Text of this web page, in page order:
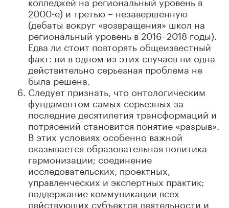
2000-е) и третью – незавершенную
(дебаты вокруг «возвращения» школ на
региональный уровень в 2016–2018 годы).
Едва ли стоит повторять общеизвестный
факт: ни в одном из этих случаев ни одна
действительно серьезная проблема не
была решена.
Следует признать, что онтологическим
фундаментом самых серьезных за
последние десятилетия трансформаций и
потрясений становится понятие «разрыв».
В этих условиях особенно важной
оказывается образовательная политика
гармонизации; соединение
исследовательских, проектных,
управленческих и экспертных практик;
поддержание коммуникации всех
действующих субъектов деятельности и